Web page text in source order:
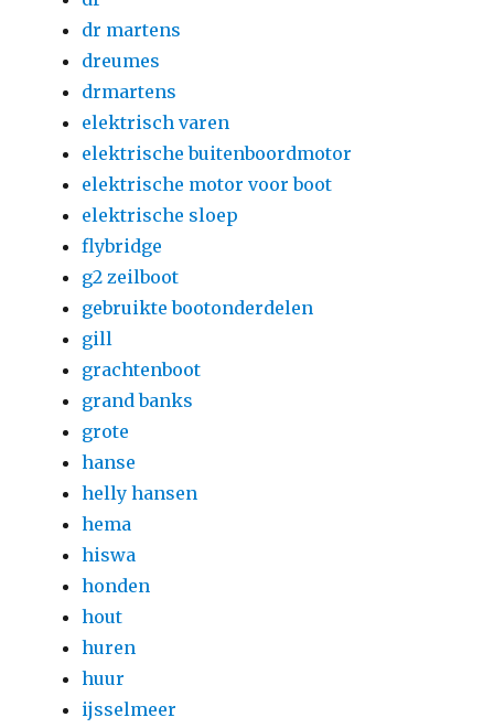
dr martens
dreumes
drmartens
elektrisch varen
elektrische buitenboordmotor
elektrische motor voor boot
elektrische sloep
flybridge
g2 zeilboot
gebruikte bootonderdelen
gill
grachtenboot
grand banks
grote
hanse
helly hansen
hema
hiswa
honden
hout
huren
huur
ijsselmeer